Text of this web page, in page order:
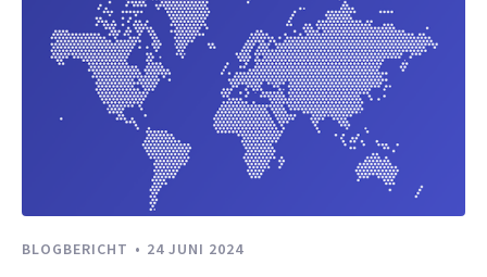
BLOGBERICHT 24 JUNI 2024